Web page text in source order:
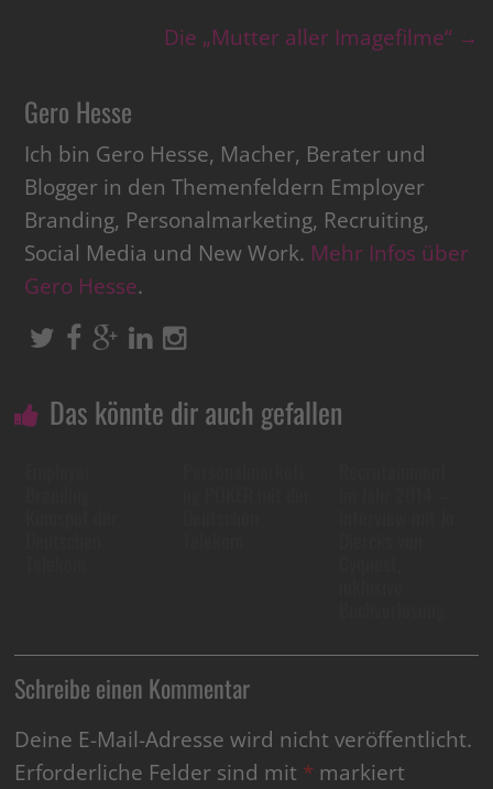
Die „Mutter aller Imagefilme“ →
Gero Hesse
Ich bin Gero Hesse, Macher, Berater und
Blogger in den Themenfeldern Employer
Branding, Personalmarketing, Recruiting,
Social Media und New Work. Mehr Infos über
Gero Hesse.
Das könnte dir auch gefallen
Schreibe einen Kommentar
Deine E-Mail-Adresse wird nicht veröffentlicht.
Erforderliche Felder sind mit * markiert